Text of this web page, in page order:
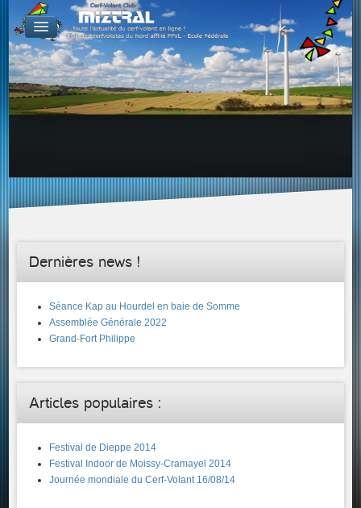
De par le monde
GALERIES
Galerie Photo
Galerie KAP
Galerie Vidéo
Proposer un lien sur votre site Web
Proposer un nouveau lien !
Dernières news !
Séance Kap au Hourdel en baie de Somme
Assemblée Générale 2022
Grand-Fort Philippe
Articles populaires :
Festival de Dieppe 2014
Festival Indoor de Moissy-Cramayel 2014
Journée mondiale du Cerf-Volant 16/08/14